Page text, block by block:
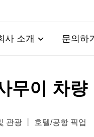
사 소개 문의하기
무이 차량
관광 丨 호텔/공항 픽업